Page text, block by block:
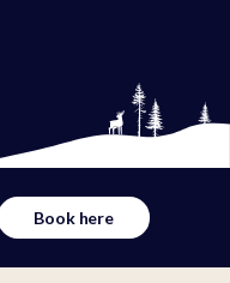
Book here